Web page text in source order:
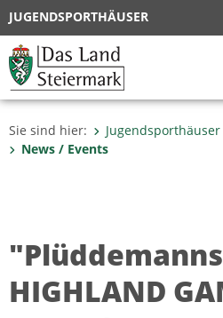
JUGENDSPORTHÄUSER
Sie sind hier: Jugendsporthäuser
News / Events
HIGHLAND